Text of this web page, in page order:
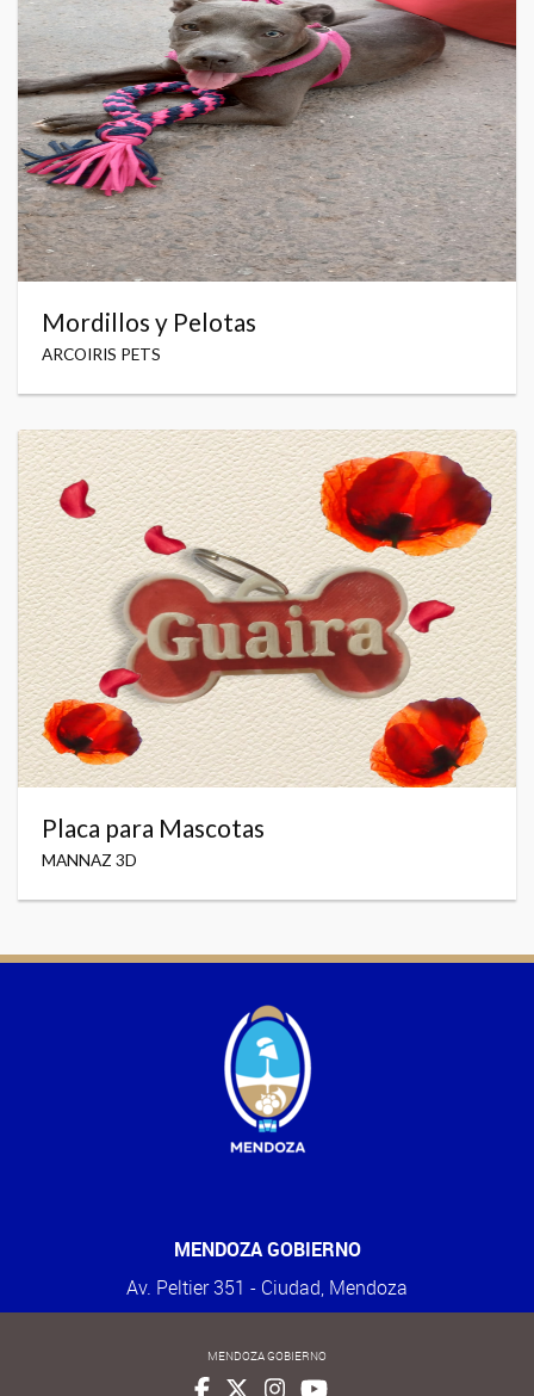
Mordillos y Pelotas
ARCOIRIS PETS
Placa para Mascotas
MANNAZ 3D
MENDOZA GOBIERNO
Av. Peltier 351 - Ciudad, Mendoza
MENDOZA GOBIERNO